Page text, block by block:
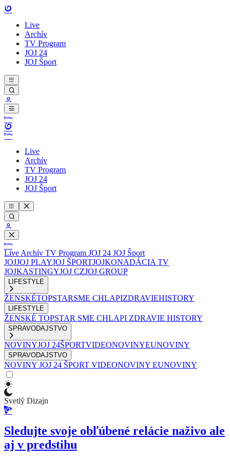
Live
Archív
TV Program
JOJ 24
JOJ Šport
Live
Archív
TV Program
JOJ 24
JOJ Šport
Live Archív TV Program JOJ 24 JOJ Šport
JOJJOJ PLAYJOJ ŠPORTJOJKONADÁCIA TV
JOJKASTINGYJOJ CZJOJ GROUP
LIFESTYLE
ŽENSKÉTOPSTARSME CHLAPIZDRAVIEHISTORY
LIFESTYLE
ŽENSKÉ TOPSTAR SME CHLAPI ZDRAVIE HISTORY
SPRAVODAJSTVO
NOVINYJOJ 24ŠPORTVIDEONOVINYEUNOVINY
SPRAVODAJSTVO
NOVINY JOJ 24 ŠPORT VIDEONOVINY EUNOVINY
Svetlý Dizajn
Sledujte svoje obľúbené relácie naživo ale
aj v predstihu